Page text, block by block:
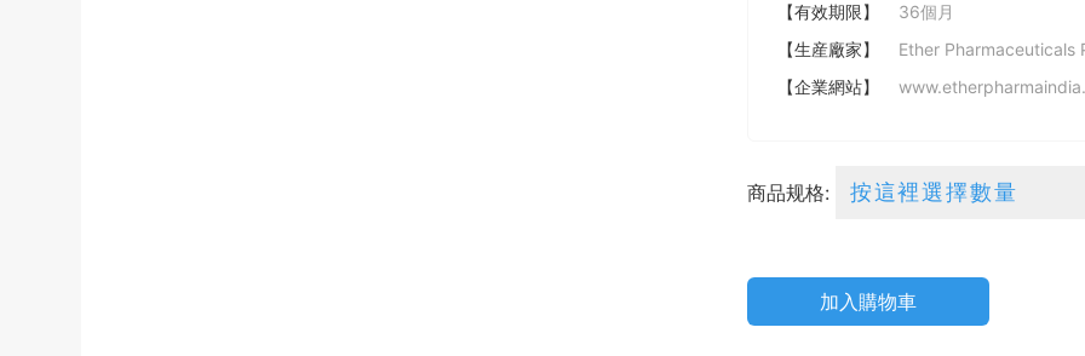
【有效期限】
36個月
【生産廠家】
Ether Pharmaceuticals
【企業網站】
商品规格:
加入購物車